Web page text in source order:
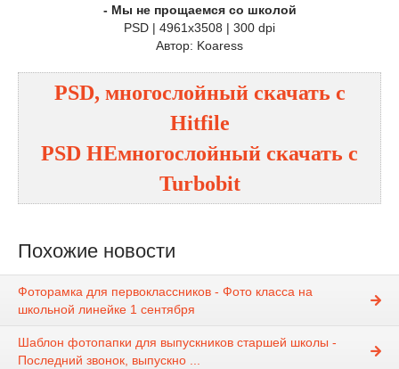
- Мы не прощаемся со школой
PSD | 4961x3508 | 300 dpi
Автор: Koaress
PSD, многослойныйcкачать с
Hitfile
PSD НЕмногослойный cкачать с
Turbobit
Похожие новости
Фоторамка для первоклассников - Фото класса на
школьной линейке 1 сентября
Шаблон фотопапки для выпускников старшей школы -
Последний звонок, выпускно ...